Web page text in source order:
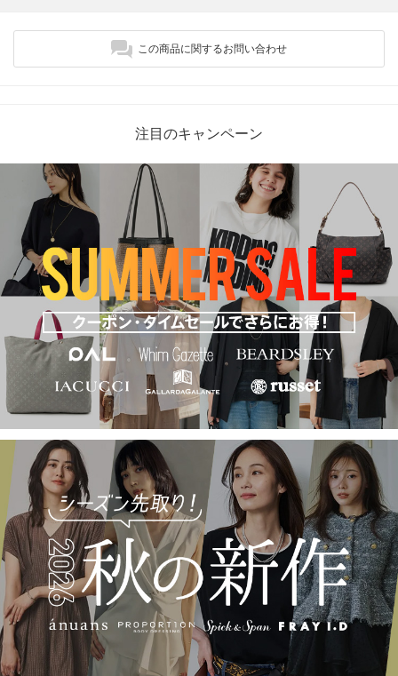
この商品に関するお問い合わせ
注目のキャンペーン